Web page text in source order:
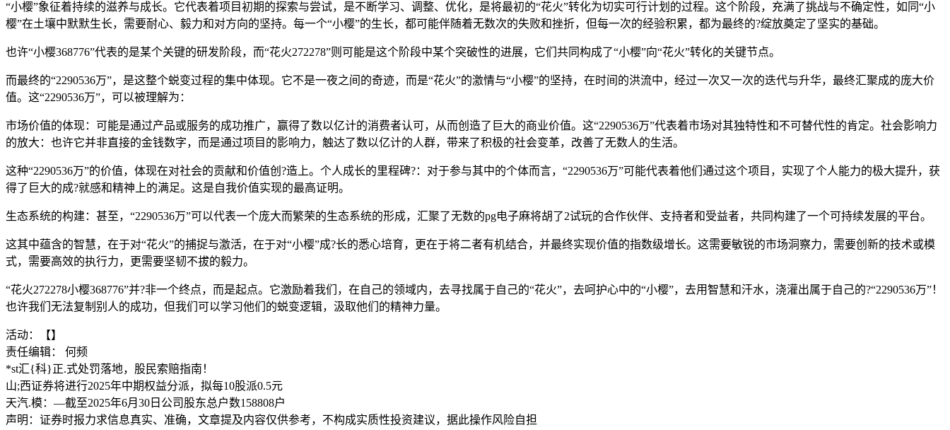
“小樱”象征着持续的滋养与成长。它代表着项目初期的探索与尝试，是不断学习、调整、优化，是将最初的“花火”转化为切实可行计划的过程。这个阶段，充满了挑战与不确定性，如同“小
樱”在土壤中默默生长，需要耐心、毅力和对方向的坚持。每一个“小樱”的生长，都可能伴随着无数次的失败和挫折，但每一次的经验积累，都为最终的?绽放奠定了坚实的基础。
也许“小樱368776”代表的是某个关键的研发阶段，而“花火272278”则可能是这个阶段中某个突破性的进展，它们共同构成了“小樱”向“花火”转化的关键节点。
而最终的“2290536万”，是这整个蜕变过程的集中体现。它不是一夜之间的奇迹，而是“花火”的激情与“小樱”的坚持，在时间的洪流中，经过一次又一次的迭代与升华，最终汇聚成的庞大价
值。这“2290536万”，可以被理解为：
市场价值的体现：可能是通过产品或服务的成功推广，赢得了数以亿计的消费者认可，从而创造了巨大的商业价值。这“2290536万”代表着市场对其独特性和不可替代性的肯定。社会影响力
的放大：也许它并非直接的金钱数字，而是通过项目的影响力，触达了数以亿计的人群，带来了积极的社会变革，改善了无数人的生活。
这种“2290536万”的价值，体现在对社会的贡献和价值创?造上。个人成长的里程碑?：对于参与其中的个体而言，“2290536万”可能代表着他们通过这个项目，实现了个人能力的极大提升，获
得了巨大的成?就感和精神上的满足。这是自我价值实现的最高证明。
生态系统的构建：甚至，“2290536万”可以代表一个庞大而繁荣的生态系统的形成，汇聚了无数的pg电子麻将胡了2试玩的合作伙伴、支持者和受益者，共同构建了一个可持续发展的平台。
这其中蕴含的智慧，在于对“花火”的捕捉与激活，在于对“小樱”成?长的悉心培育，更在于将二者有机结合，并最终实现价值的指数级增长。这需要敏锐的市场洞察力，需要创新的技术或模
式，需要高效的执行力，更需要坚韧不拔的毅力。
“花火272278小樱368776”并?非一个终点，而是起点。它激励着我们，在自己的领域内，去寻找属于自己的“花火”，去呵护心中的“小樱”，去用智慧和汗水，浇灌出属于自己的?“2290536万”！
也许我们无法复制别人的成功，但我们可以学习他们的蜕变逻辑，汲取他们的精神力量。
活动：【】
责任编辑： 何频
*st汇{科}正.式处罚落地，股民索赔指南！
山;西证券将进行2025年中期权益分派，拟每10股派0.5元
天汽.模：—截至2025年6月30日公司股东总户数158808户
声明：证券时报力求信息真实、准确，文章提及内容仅供参考，不构成实质性投资建议，据此操作风险自担